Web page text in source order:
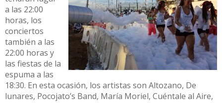
a las 22:00
horas, los
conciertos
también a las
22:00 horas y
las fiestas de la
espuma a las
18:30. En esta ocasión, los artistas son Altozano, De
lunares, Pocojato’s Band, María Moriel, Cuéntale al Aire,